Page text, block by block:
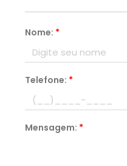
Nome: *
Telefone: *
Mensagem: *